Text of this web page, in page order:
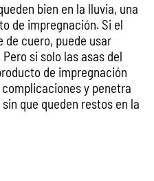
bien en la lluvia, una
de impregnación. Si el
cuero, puede usar
si solo las asas del
de impregnación
y penetra
que queden restos en la